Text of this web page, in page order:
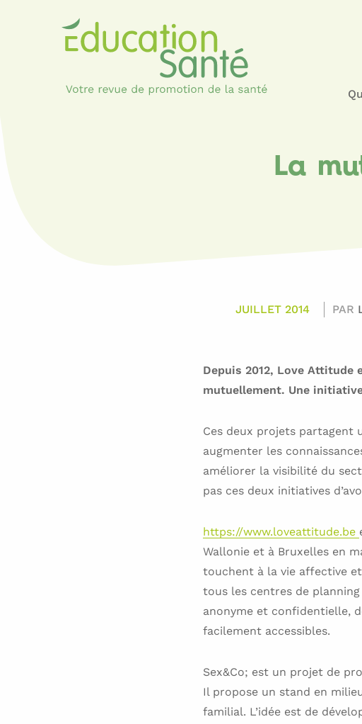
La
JUILLET 2014 PAR
Depuis 2012, Love Attitude
mutuellement. Une
Ces deux projets partagent
augmenter les
améliorer la visibilité du
pas ces deux initiatives
https://www.loveattitude.be
Wallonie et à Bruxelles en
touchent à la vie affective
tous les centres de
anonyme et confidentielle,
facilement accessibles.
Sex&Co; est un projet de
Il propose un stand en
familial. L’idée est de